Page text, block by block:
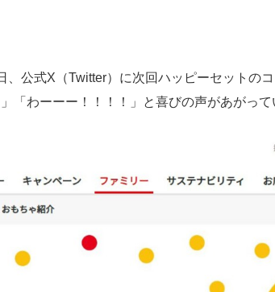
公式X（Twitter）に次回ハッピーセットのコ
「わーーー！！！！」と喜びの声があがって